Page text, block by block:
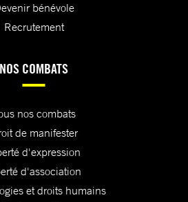
bénévole
Recrutement
NOS COMBATS
nos combats
de manifester
d'expression
d'association
et droits humains